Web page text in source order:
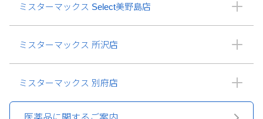
ミスターマックス Select美野島店
ミスターマックス 所沢店
ミスターマックス 別府店